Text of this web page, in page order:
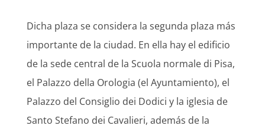
Dicha plaza se considera la segunda plaza más
importante de la ciudad. En ella hay el edificio
de la sede central de la Scuola normale di Pisa,
el Palazzo della Orologia (el Ayuntamiento), el
Palazzo del Consiglio dei Dodici y la iglesia de
Santo Stefano dei Cavalieri, además de la